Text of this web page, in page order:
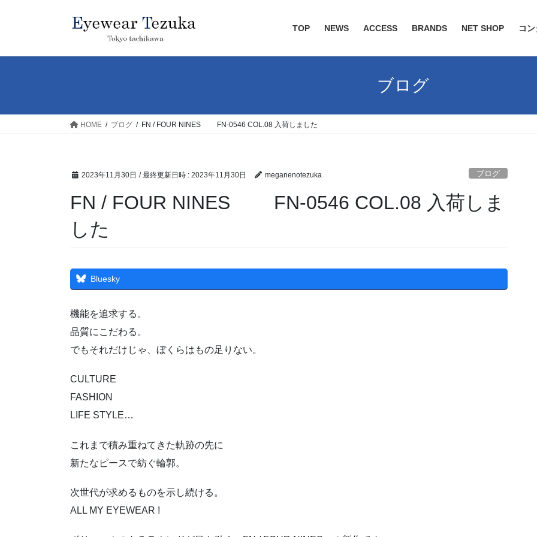
TOP NEWS ACCESS BRANDS NET SHOP コ
ブログ
HOME ブログ FN / FOUR NINES FN-0546 COL.08 入荷しました
2023年11月30日 / 最終更新日時 : 2023年11月30日 meganenotezuka ブログ
FN / FOUR NINES FN-0546 COL.08 入荷しま
した
Bluesky
機能を追求する。
品質にこだわる。
でもそれだけじゃ、ぼくらはもの足りない。
CULTURE
FASHION
LIFE STYLE…
これまで積み重ねてきた軌跡の先に
新たなピースで紡ぐ輪郭。
次世代が求めるものを示し続ける。
ALL MY EYEWEAR !